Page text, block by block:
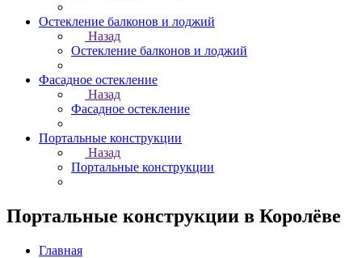
Остекление балконов и лоджий
Назад
Остекление балконов и лоджий
Фасадное остекление
Назад
Фасадное остекление
Портальные конструкции
Назад
Портальные конструкции
Портальные конструкции в Королёве
Главная